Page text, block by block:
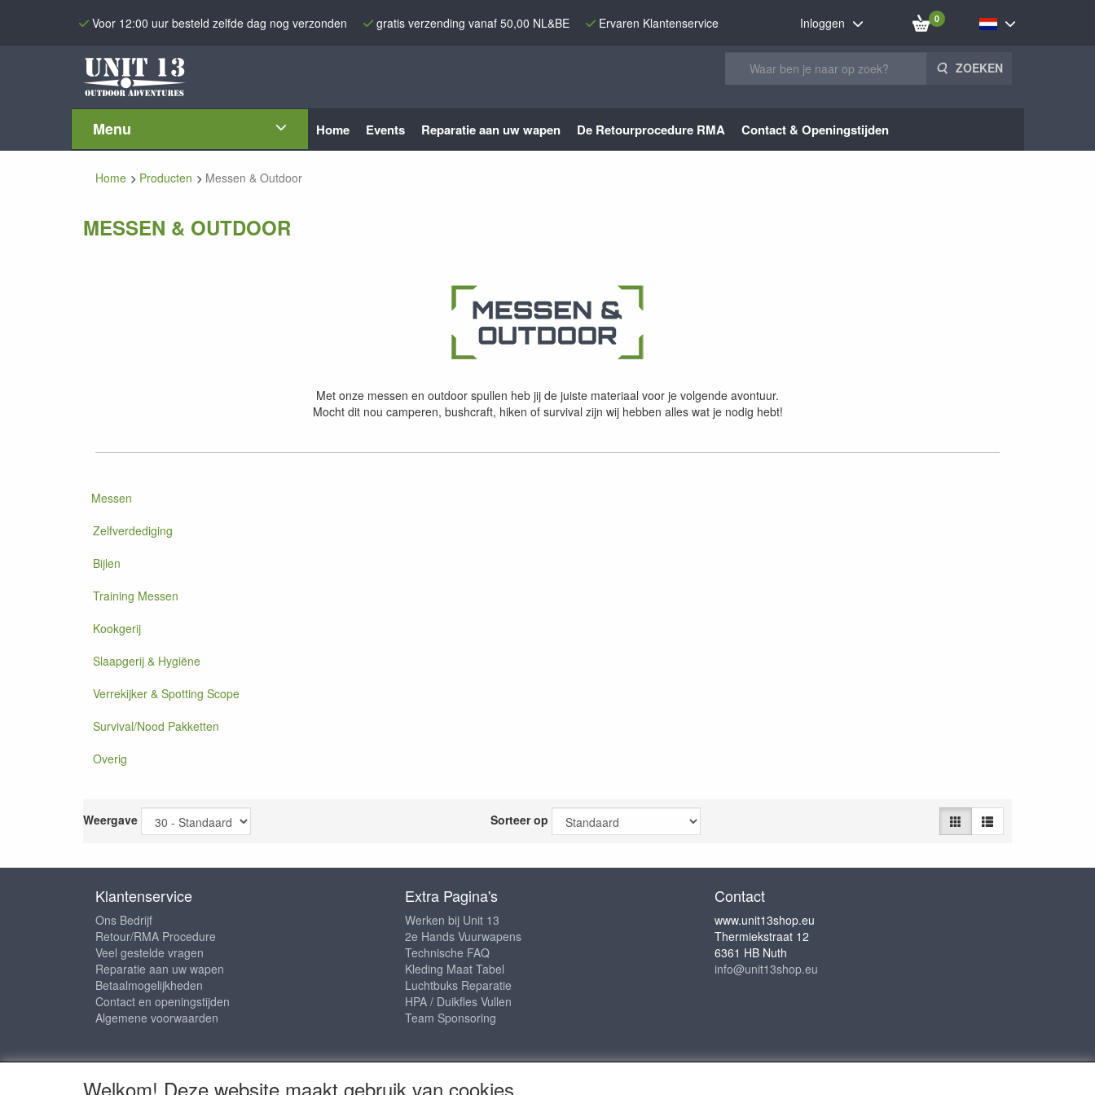
Voor 12:00 uur besteld zelfde dag nog verzonden gratis verzending vanaf 50,00 NL&BE Ervaren Klantenservice Inloggen 0
ZOEKEN
Menu Home Events Reparatie aan uw wapen De Retourprocedure RMA Contact & Openingstijden
Home Producten Messen & Outdoor
MESSEN & OUTDOOR
Met onze messen en outdoor spullen heb jij de juiste materiaal voor je volgende avontuur.
Mocht dit nou camperen, bushcraft, hiken of survival zijn wij hebben alles wat je nodig hebt!
Messen
Zelfverdediging
Bijlen
Training Messen
Kookgerij
Slaapgerij & Hygiëne
Verrekijker & Spotting Scope
Survival/Nood Pakketten
Overig
Weergave Sorteer op
Klantenservice
Ons Bedrijf
Retour/RMA Procedure
Veel gestelde vragen
Reparatie aan uw wapen
Betaalmogelijkheden
Contact en openingstijden
Algemene voorwaarden
Extra Pagina's
Werken bij Unit 13
2e Hands Vuurwapens
Technische FAQ
Kleding Maat Tabel
Luchtbuks Reparatie
HPA / Duikfles Vullen
Team Sponsoring
Contact
www.unit13shop.eu
Thermiekstraat 12
6361 HB Nuth
info@unit13shop.eu
Welkom! Deze website maakt gebruik van cookies